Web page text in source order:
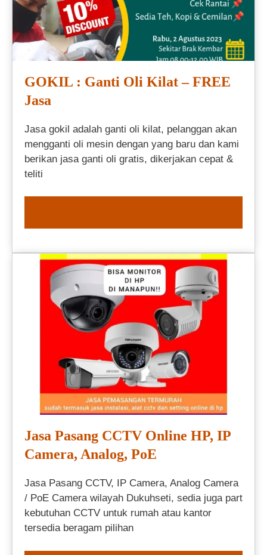
GOKIL : Ganti Oli Kilat – FREE
Jasa
Jasa gokil adalah ganti oli kilat, pelanggan akan
mengganti oli mesin dengan yang baru dan kami
berikan jasa ganti oli gratis, dikerjakan cepat &
teliti
Jasa Pasang CCTV Online HP, IP
Camera, Analog, PoE
Jasa Pasang CCTV, IP Camera, Analog Camera
/ PoE Camera wilayah Dukuhseti, sedia juga part
kebutuhan CCTV untuk rumah atau kantor
tersedia beragam pilihan